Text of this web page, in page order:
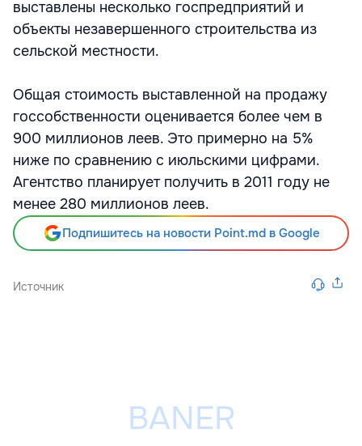
выставлены несколько госпредприятий и
объекты незавершенного строительства из
сельской местности.
Общая стоимость выставленной на продажу
госсобственности оценивается более чем в
900 миллионов леев. Это примерно на 5%
ниже по сравнению с июльскими цифрами.
Агентство планирует получить в 2011 году не
менее 280 миллионов леев.
Подпишитесь на новости Point.md в Google
Источник